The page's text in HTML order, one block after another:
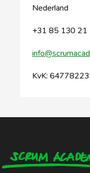
Nederland
+31 85 130 21
KvK: 64778223